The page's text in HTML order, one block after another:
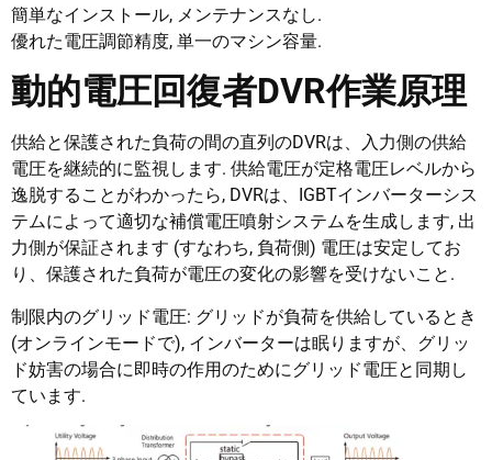
簡単なインストール, メンテナンスなし.
優れた電圧調節精度, 単一のマシン容量.
動的電圧回復者DVR作業原理
供給と保護された負荷の間の直列のDVRは、入力側の供給
電圧を継続的に監視します. 供給電圧が定格電圧レベルから
逸脱することがわかったら, DVRは、IGBTインバーターシス
テムによって適切な補償電圧噴射システムを生成します, 出
力側が保証されます (すなわち, 負荷側) 電圧は安定してお
り、保護された負荷が電圧の変化の影響を受けないこと.
制限内のグリッド電圧: グリッドが負荷を供給しているとき
(オンラインモードで), インバーターは眠りますが、グリッ
ド妨害の場合に即時の作用のためにグリッド電圧と同期し
ています.